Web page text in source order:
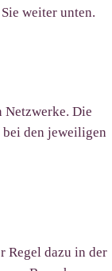
weiter unten.
Die
den jeweiligen
Regel dazu in der